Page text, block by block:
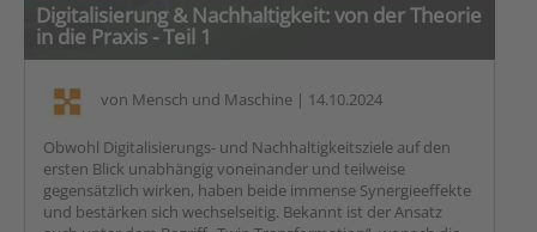
Digitalisierung & Nachhaltigkeit: von der Theorie
in die Praxis - Teil 1
von Mensch und Maschine | 14.10.2024
Obwohl Digitalisierungs- und Nachhaltigkeitsziele auf den
ersten Blick unabhängig voneinander und teilweise
gegensätzlich wirken, haben beide immense Synergieeffekte
und bestärken sich wechselseitig. Bekannt ist der Ansatz